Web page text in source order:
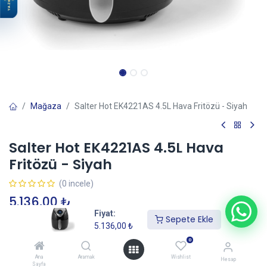
Fiyat:
5.136,00 ₺
Sepete Ekle
Ana
Sayfa
Aramak
0
Wishlist Hesap
Mağaza Salter Hot EK4221AS 4.5L Hava Fritözü - Siyah
Salter Hot EK4221AS 4.5L Hava
Fritözü - Siyah
(0 incele)
5.136,00 ₺
Sepete Ekle
YAZ